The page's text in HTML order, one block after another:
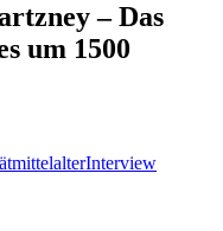
– Das
um 1500
Interview